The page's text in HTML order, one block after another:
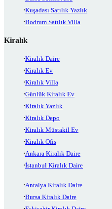
Kuşadası Satılık Yazlık
Bodrum Satılık Villa
Kiralık
Kiralık Daire
Kiralık Ev
Kiralık Villa
Günlük Kiralık Ev
Kiralık Yazlık
Kiralık Depo
Kiralık Müstakil Ev
Kiralık Ofis
Ankara Kiralık Daire
İstanbul Kiralık Daire
Antalya Kiralık Daire
Bursa Kiralık Daire